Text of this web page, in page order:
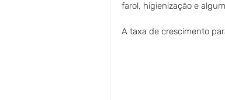
farol, higienização e
A taxa de crescimento